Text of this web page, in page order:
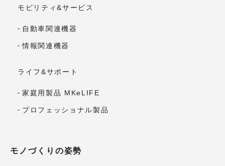
モビリティ&サービス
自動車関連機器
情報関連機器
ライフ&サポート
家庭用製品 MKeLIFE
プロフェッショナル製品
モノづくりの姿勢